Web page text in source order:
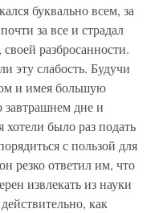
буквально всем, за
за все и страдал
разбросанности.
эту слабость. Будучи
и имея большую
завтрашнем дне и
хотели было раз подать
с пользой для
резко ответил им, что
извлекать из науки
как